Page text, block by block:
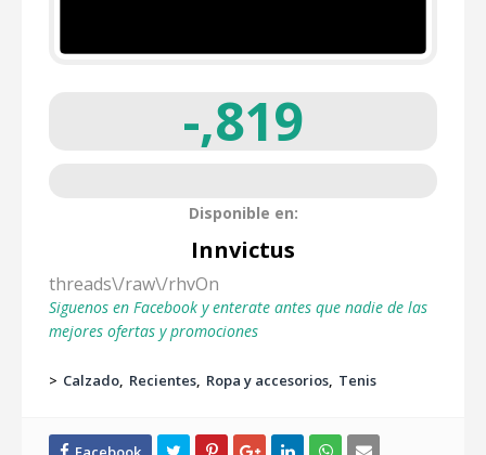
-,819
Disponible en:
Innvictus
threads\/raw\/rhvOn
Siguenos en Facebook y enterate antes que nadie de las
mejores ofertas y promociones
> Calzado Recientes Ropa y accesorios Tenis